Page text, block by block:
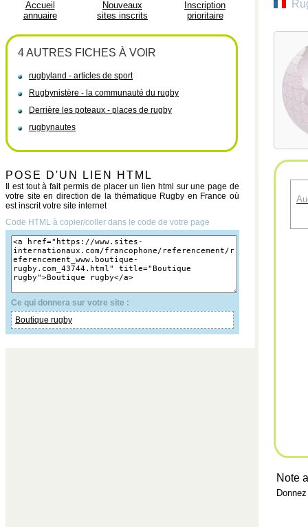
Accueil
annuaire
Nouveaux
sites inscrits
Inscription
prioritaire
4 AUTRES FICHES À VOIR
rugbyland - articles de sport
Rugbynistère - la communauté du rugby
Derrière les poteaux - places de rugby
rugbynautes
POSE D'UN LIEN HTML
Il est tout à fait permis de placer un lien html sur une page de
votre site en direction de la thématique Rugby en France où
est inscrit votre site internet
Code HTML à copier/coller dans le code de votre page
Ce qui donnera sur votre site :
Boutique rugby
Note